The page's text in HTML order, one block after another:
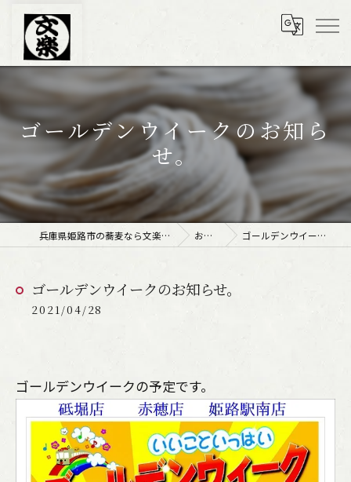
ゴールデンウイークのお知ら
せ。
兵庫県姫路市の蕎麦なら文楽皿そば 姫路駅南店 お知らせ ゴールデンウイークのお知らせ。
ゴールデンウイークのお知らせ。
2021/04/28
ゴールデンウイークの予定です。